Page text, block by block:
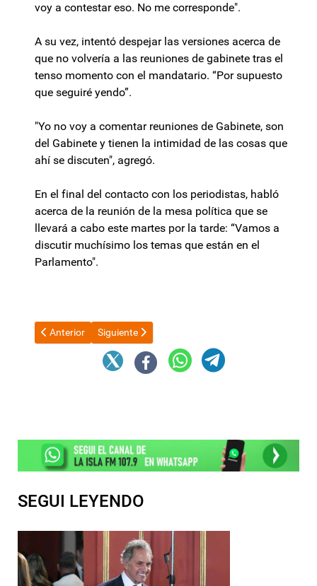
voy a contestar eso. No me corresponde".
A su vez, intentó despejar las versiones acerca de
que no volvería a las reuniones de gabinete tras el
tenso momento con el mandatario. “Por supuesto
que seguiré yendo”.
"Yo no voy a comentar reuniones de Gabinete, son
del Gabinete y tienen la intimidad de las cosas que
ahí se discuten", agregó.
En el final del contacto con los periodistas, habló
acerca de la reunión de la mesa política que se
llevará a cabo este martes por la tarde: “Vamos a
discutir muchísimo los temas que están en el
Parlamento".
Artículo anterior: “Por los recortes, los recursos no llegan a la
Anterior Artículo siguiente: El Gobierno cerró la venta de
Siguiente
SEGUI LEYENDO